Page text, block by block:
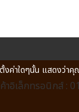
อิเล็กทรอนิกส์ :
งค่าใดๆนั้น แสดงว่าคุ